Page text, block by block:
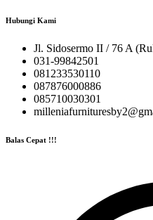
Hubungi Kami
Jl. Sidosermo II / 76 A
031-99842501
081233530110
087876000886
085710030301
Balas Cepat !!!